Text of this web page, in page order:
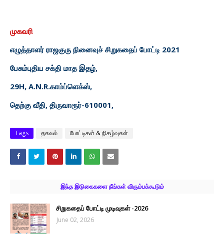
முகவரி
எழுத்தாளர் ராஜகுரு நினைவுச் சிறுகதைப் போட்டி 2021
பேசும்புதிய சக்தி மாத இதழ்,
29H, A.N.R.காம்ப்ளெக்ஸ்,
தெற்கு வீதி, திருவாரூர்-610001,
Tags தகவல் போட்டிகள் & நிகழ்வுகள்
இந்த இடுகைகளை நீங்கள் விரும்பக்கூடும்
சிறுகதைப் போட்டி முடிவுகள் -2026
June 02, 2026